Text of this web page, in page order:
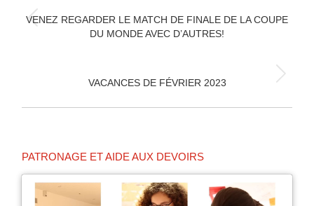
ARTICLE
Article
VENEZ REGARDER LE MATCH DE FINALE DE LA COUPE
DU MONDE AVEC D’AUTRES!
Article
VACANCES DE FÉVRIER 2023
PATRONAGE ET AIDE AUX DEVOIRS